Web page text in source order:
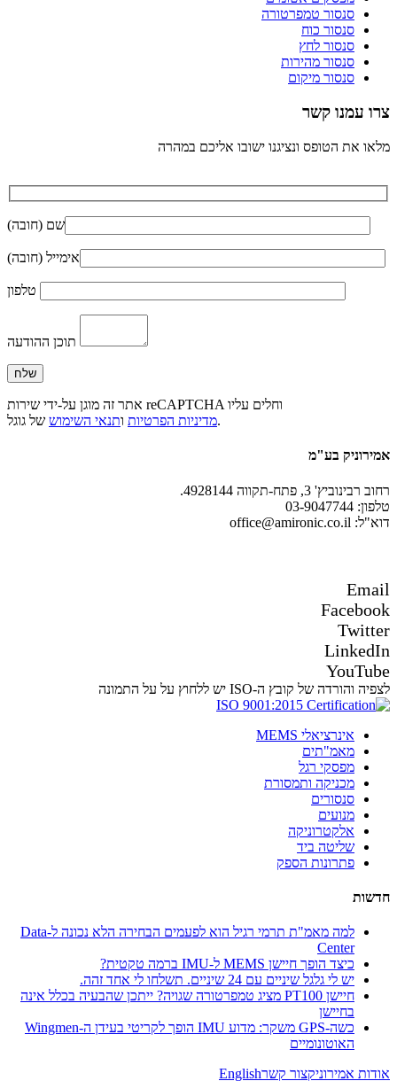
סנסור טמפרטורה
סנסור כוח
סנסור לחץ
סנסור מהירות
סנסור מיקום
צרו עמנו קשר
מלאו את הטופס ונציגנו ישובו אליכם במהרה
שם (חובה)
אימייל (חובה)
אתר זה מוגן על-ידי שירות reCAPTCHA וחלים עליו
מדיניות הפרטיות ותנאי השימוש של גוגל.
אמירוניק בע"מ
רחוב רבינוביץ' 3, פתח-תקווה 4928144.
טלפון: 03-9047744
דוא"ל: office@amironic.co.il
Email
Facebook
Twitter
LinkedIn
YouTube
לצפיה והורדה של קובץ ה-ISO יש ללחוץ על על התמונה
אינרציאלי MEMS
מאמ"תים
מפסקי רגל
מכניקה ותמסורת
סנסורים
מנועים
אלקטרוניקה
שליטה ביד
פתרונות הספק
חדשות
למה מאמ"ת תרמי רגיל הוא לפעמים הבחירה הלא נכונה ל-Data
Center
כיצד הופך חיישן MEMS ל-IMU ברמה טקטית?
יש לי גלגל שיניים עם 24 שיניים. תשלחו לי אחד זהה.
חיישן PT100 מציג טמפרטורה שגויה? ייתכן שהבעיה בכלל אינה
בחיישן
כשה-GPS משקר: מדוע IMU הופך לקריטי בעידן ה-Wingmen
האוטונומיים
אודות אמירוניקצור קשרEnglish